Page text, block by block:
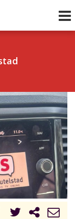
Volgend uur